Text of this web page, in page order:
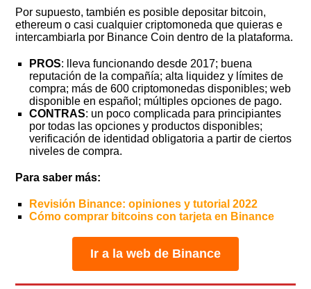
Por supuesto, también es posible depositar bitcoin,
ethereum o casi cualquier criptomoneda que quieras e
intercambiarla por Binance Coin dentro de la plataforma.
PROS: lleva funcionando desde 2017; buena
reputación de la compañía; alta liquidez y límites de
compra; más de 600 criptomonedas disponibles; web
disponible en español; múltiples opciones de pago.
CONTRAS: un poco complicada para principiantes
por todas las opciones y productos disponibles;
verificación de identidad obligatoria a partir de ciertos
niveles de compra.
Para saber más:
Revisión Binance: opiniones y tutorial 2022
Cómo comprar bitcoins con tarjeta en Binance
Ir a la web de Binance